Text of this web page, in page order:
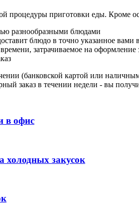
процедуры приготовки еды. Кроме
разнообразными блюдами
блюдо в точно указанное вами
затрачиваемое на оформление
(банковской картой или
заказ в течении недели - вы
в офис
холодных закусок